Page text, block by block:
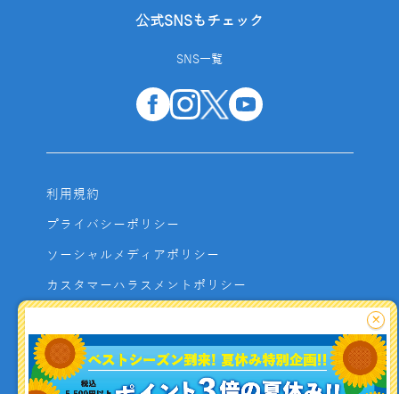
公式SNSもチェック
SNS一覧
利用規約
プライバシーポリシー
ソーシャルメディアポリシー
カスタマーハラスメントポリシー
よくあるご質問
お問い合わせ
×